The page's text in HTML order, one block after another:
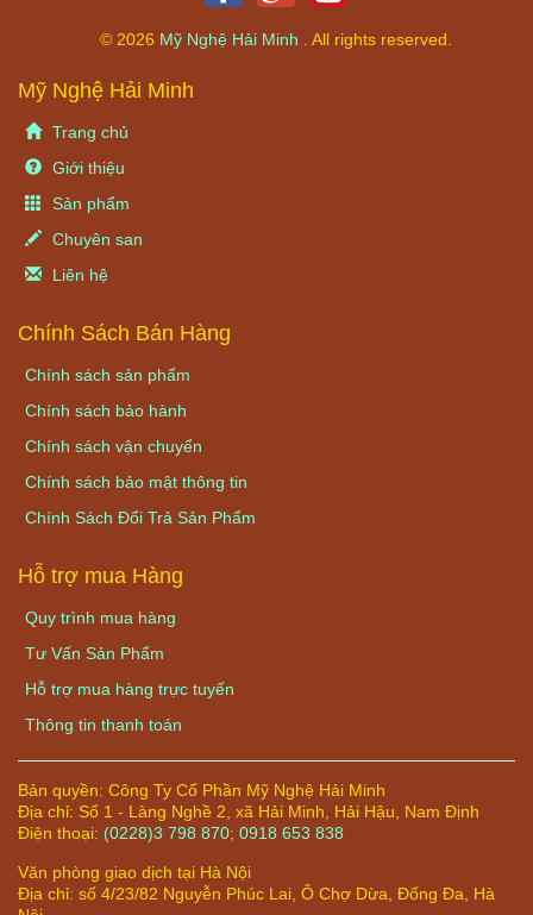
© 2026 Mỹ Nghệ Hải Minh . All rights reserved.
Mỹ Nghệ Hải Minh
Trang chủ
Giới thiệu
Sản phẩm
Chuyên san
Liên hệ
Chính Sách Bán Hàng
Chính sách sản phẩm
Chính sách bảo hành
Chính sách vận chuyển
Chính sách bảo mật thông tin
Chính Sách Đổi Trả Sản Phẩm
Hỗ trợ mua Hàng
Quy trình mua hàng
Tư Vấn Sản Phẩm
Hỗ trợ mua hàng trực tuyến
Thông tin thanh toán
Bản quyền: Công Ty Cổ Phần Mỹ Nghệ Hải Minh
Địa chỉ: Số 1 - Làng Nghề 2, xã Hải Minh, Hải Hậu, Nam Định
Điện thoại: (0228)3 798 870; 0918 653 838
Văn phòng giao dịch tại Hà Nội
Địa chỉ: số 4/23/82 Nguyễn Phúc Lai, Ô Chợ Dừa, Đống Đa, Hà